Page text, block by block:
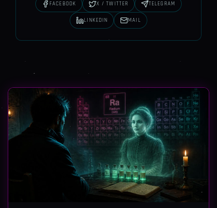
FACEBOOK X / TWITTER TELEGRAM
LINKEDIN MAIL